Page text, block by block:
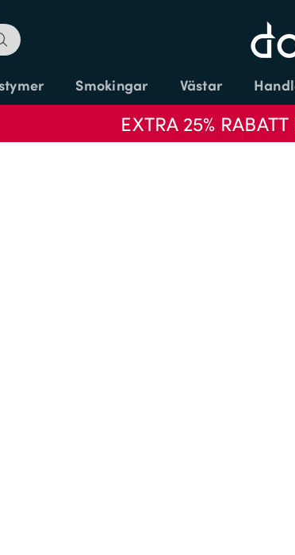
Smokingar Västar
EXTRA 25%